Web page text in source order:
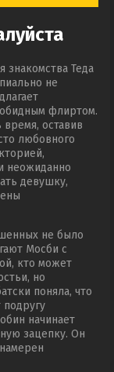
знакомства Теда
не
флиртом.
оставив
любовного
неожиданно
девушку,
не было
Мосби с
кто может
но
поняла, что
начинает
зацепку. Он